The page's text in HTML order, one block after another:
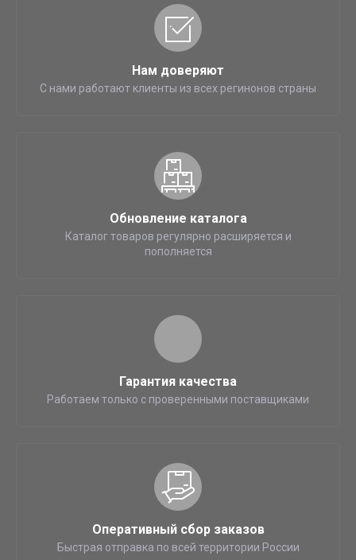
Нам доверяют
С нами работают клиенты из всех регинонов страны
Обновление каталога
Каталог товаров регулярно расширяется и
пополняется
Гарантия качества
Работаем только с проверенными поставщиками
Оперативный сбор заказов
Быстрая отправка по всей территории России